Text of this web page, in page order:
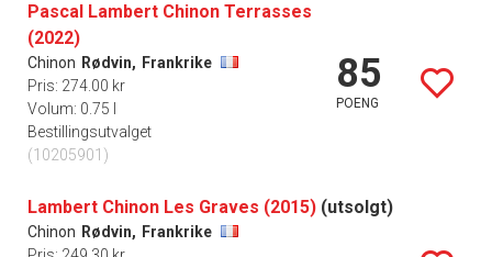
Pascal Lambert Chinon Terrasses
(2022)
Chinon Rødvin, Frankrike
Pris: 274.00 kr
Volum: 0.75 l
Bestillingsutvalget
(10205901)
85
POENG
Lambert Chinon Les Graves (2015) (utsolgt)
Chinon Rødvin, Frankrike